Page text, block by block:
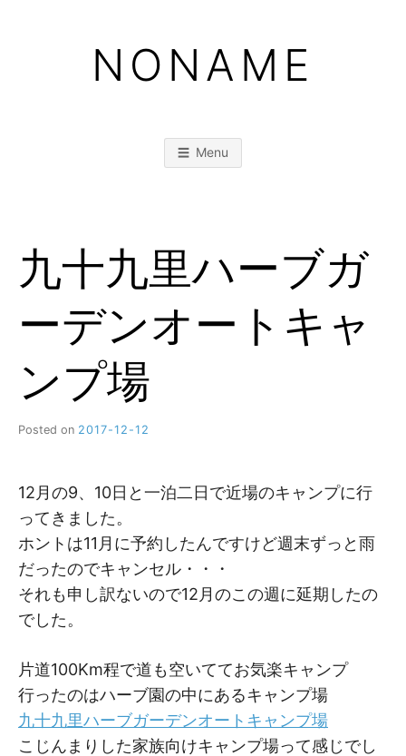
NONAME
Menu
九十九里ハーブガ
ーデンオートキャ
ンプ場
Posted on 2017-12-12
M
12月の9、10日と一泊二日で近場のキャンプに行
ってきました。
ホントは11月に予約したんですけど週末ずっと雨
だったのでキャンセル・・・
それも申し訳ないので12月のこの週に延期したの
でした。
片道100Km程で道も空いててお気楽キャンプ
行ったのはハーブ園の中にあるキャンプ場
九十九里ハーブガーデンオートキャンプ場
こじんまりした家族向けキャンプ場って感じでし